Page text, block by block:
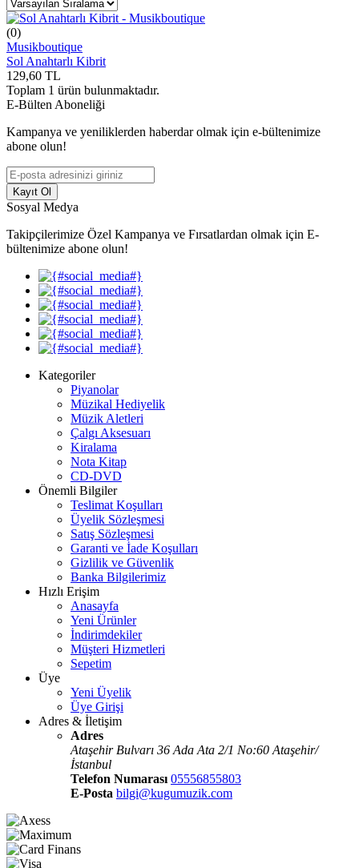
(0)
Musikboutique
Sol Anahtarlı Kibrit
129,60 TL
Toplam 1 ürün bulunmaktadır.
E-Bülten Aboneliği
Kampanya ve yeniliklerden haberdar olmak için e-bültenimize
abone olun!
Kayıt Ol
Sosyal Medya
Takipçilerimize Özel Kampanya ve Fırsatlardan olmak için E-
bültenimize abone olun!
Kategoriler
Piyanolar
Müzikal Hediyelik
Müzik Aletleri
Çalgı Aksesuarı
Kiralama
Nota Kitap
CD-DVD
Önemli Bilgiler
Teslimat Koşulları
Üyelik Sözleşmesi
Satış Sözleşmesi
Garanti ve İade Koşulları
Gizlilik ve Güvenlik
Banka Bilgilerimiz
Hızlı Erişim
Anasayfa
Yeni Ürünler
İndirimdekiler
Müşteri Hizmetleri
Sepetim
Üye
Yeni Üyelik
Üye Girişi
Adres & İletişim
Adres
Ataşehir Bulvarı 36 Ada Ata 2/1 No:60 Ataşehir/
İstanbul
Telefon Numarası 05556855803
E-Posta bilgi@kugumuzik.com